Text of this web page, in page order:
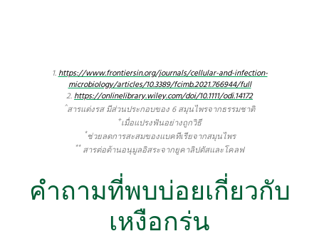
1.https://www.frontiersin.org/journals/cellular-and-infection-
microbiology/articles/10.3389/fcimb.2021.766944/full
2.https://onlinelibrary.wiley.com/doi/10.1111/odi.14172
^สารแต่งรส มีส่วนประกอบของ 6 สมุนไพรจากธรรมชาติ
+เมื่อแปรงฟันอย่างถูกวิธี
*ช่วยลดการสะสมของแบคทีเรียจากสมุนไพร
** สารต่อต้านอนุมูลอิสระจากยูคาลิปตัสและโคลฟ
คำถามที่พบบ่อยเกี่ยวกับ
เหงือกร่น